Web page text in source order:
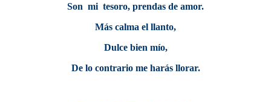
Son mi tesoro, prendas de amor.
Más calma el llanto,
Dulce bien mío,
De lo contrario me harás llorar.